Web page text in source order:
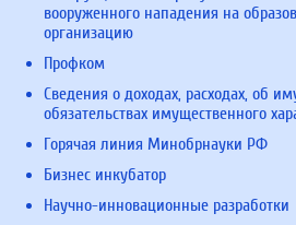
вооруженного нападения на
организацию
Профком
Сведения о доходах, расходах, об
обязательствах имущественного
Горячая линия Минобрнауки РФ
Бизнес инкубатор
Научно-инновационные разработки